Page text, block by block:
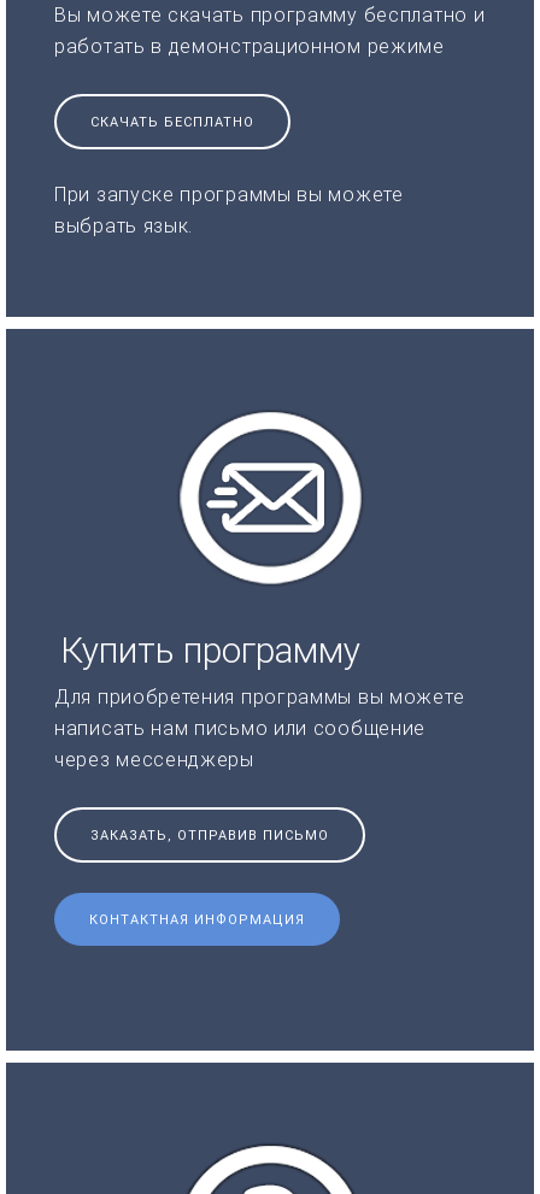
Вы можете скачать программу бесплатно и
работать в демонстрационном режиме
СКАЧАТЬ БЕСПЛАТНО
При запуске программы вы можете
выбрать язык.
Купить программу
Для приобретения программы вы можете
написать нам письмо или сообщение
через мессенджеры
ЗАКАЗАТЬ, ОТПРАВИВ ПИСЬМО
КОНТАКТНАЯ ИНФОРМАЦИЯ